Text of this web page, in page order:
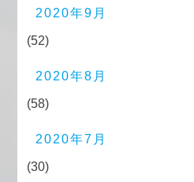
2020年9月
(52)
2020年8月
(58)
2020年7月
(30)